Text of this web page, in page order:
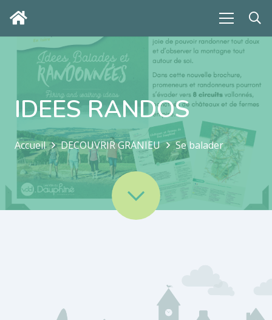
IDEES RANDOS
Accueil DECOUVRIR GRANIEU Se balader